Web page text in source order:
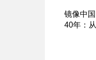
镜像中国
40年：